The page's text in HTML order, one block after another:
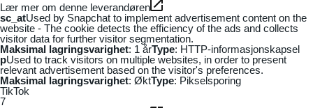
Lær mer om denne leverandøren
sc_atUsed by Snapchat to implement advertisement content on the
website - The cookie detects the efficiency of the ads and collects
visitor data for further visitor segmentation.
Maksimal lagringsvarighet: 1 årType: HTTP-informasjonskapsel
pUsed to track visitors on multiple websites, in order to present
relevant advertisement based on the visitor's preferences.
Maksimal lagringsvarighet: ØktType: Pikselsporing
TikTok
7